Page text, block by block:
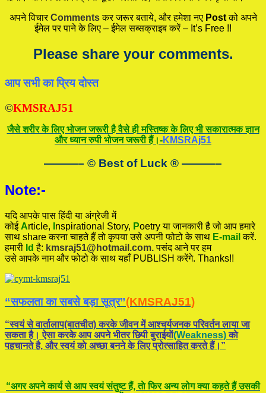
अपने विचारCommentsकर जरूर बताये, और हमेशा नए Postको अपने
ईमेल पर पाने के लिए – ईमेल सब्सक्राइब करें – It’s Free !!
Please share your comments.
आप सभी का प्रिय दोस्त
©KMSRAJ51
जैसे शरीर के लिए भोजन जरूरी है वैसे ही मस्तिष्क के लिए भी सकारात्मक ज्ञान
और ध्यान रुपी भोजन जरूरी हैं।-KMSRAj51
———– © Best of Luck ® ———–
Note:-
यदि आपके पास हिंदी या अंग्रेजी में
कोईArticle, nspirational Story, Poetryया जानकारी है जो आप हमारे
साथ share करना चाहते हैं तो कृपया उसे अपनी फोटो के साथ E-mail करें.
हमारी Id है: kmsraj51@hotmail.com. पसंद आने पर हम
उसे आपके नाम और फोटो के साथ यहाँ PUBLISH करेंगे. Thanks!!
“सफलता का सबसे बड़ा सूत्र”(KMSRAJ51)
“स्वयं से वार्तालाप(बातचीत) करके जीवन में आश्चर्यजनक परिवर्तन लाया जा
सकता है। ऐसा करके आप अपने भीतर छिपी बुराईयाें(Weakness)काे
पहचानते है, और स्वयं काे अच्छा बनने के लिए प्रोत्साहित करते हैं।”
“अगर अपने कार्य से आप स्वयं संतुष्ट हैं, ताे फिर अन्य लोग क्या कहते हैं उसकी